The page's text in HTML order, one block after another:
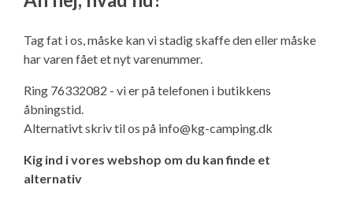
Adria Astella
Next
Hobby Prestige
Hobby Maxia
Ny campingvogn - godt at vide
Lille campingvogn
Finansiering af campingvogn
Vil du sælge din campingvogn?
Brugte telte og udstyr
Isabella Fortelte
Camping erhverv
Adria Coral
Adria Compact
Internet i campingvognen
Aircondition og klimaanlæg
Gas-komfort i din campingvogn
Byvand - rindende vand i campingvognen
Sikker handel
Klagemuligheder
Tag fat i os, måske kan vi stadig skaffe den eller måske
har varen fået et nyt varenummer.
Ring 76332082 - vi er på telefonen i butikkens
åbningstid.
Alternativt skriv til os på info@kg-camping.dk
Kig ind i vores webshop om du kan finde et
alternativ